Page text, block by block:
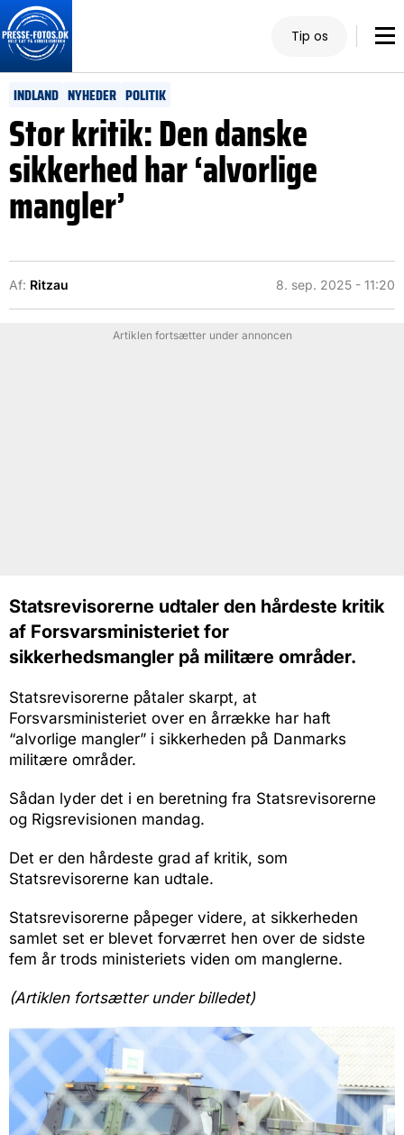
Tip os
INDLAND NYHEDER POLITIK
Stor kritik: Den danske
sikkerhed har ‘alvorlige
mangler’
Af: Ritzau 8. sep. 2025 - 11:20
Artiklen fortsætter under annoncen
Statsrevisorerne udtaler den hårdeste kritik
af Forsvarsministeriet for
sikkerhedsmangler på militære områder.
Statsrevisorerne påtaler skarpt, at
Forsvarsministeriet over en årrække har haft
“alvorlige mangler” i sikkerheden på Danmarks
militære områder.
Sådan lyder det i en beretning fra Statsrevisorerne
og Rigsrevisionen mandag.
Det er den hårdeste grad af kritik, som
Statsrevisorerne kan udtale.
Statsrevisorerne påpeger videre, at sikkerheden
samlet set er blevet forværret hen over de sidste
fem år trods ministeriets viden om manglerne.
(Artiklen fortsætter under billedet)